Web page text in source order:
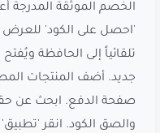
الخصم الموثقة المدرجة
'احصل على الكود' للعرض
تلقائياً إلى الحافظة
جديد. أضف المنتجات
صفحة الدفع. ابحث عن
والصق الكود. انقر